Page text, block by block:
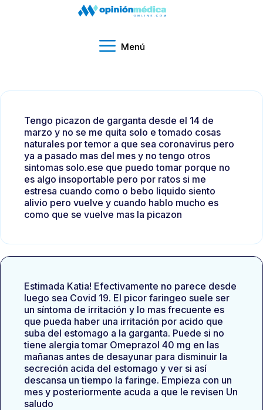
Menú
Tengo picazon de garganta desde el 14 de
marzo y no se me quita solo e tomado cosas
naturales por temor a que sea coronavirus pero
ya a pasado mas del mes y no tengo otros
sintomas solo.ese que puedo tomar porque no
es algo insoportable pero por ratos si me
estresa cuando como o bebo liquido siento
alivio pero vuelve y cuando hablo mucho es
como que se vuelve mas la picazon
Estimada Katia! Efectivamente no parece desde
luego sea Covid 19. El picor faringeo suele ser
un síntoma de irritación y lo mas frecuente es
que pueda haber una irritación por acido que
suba del estomago a la garganta. Puede si no
tiene alergia tomar Omeprazol 40 mg en las
mañanas antes de desayunar para disminuir la
secreción acida del estomago y ver si así
descansa un tiempo la faringe. Empieza con un
mes y posteriormente acuda a que le revisen Un
saludo